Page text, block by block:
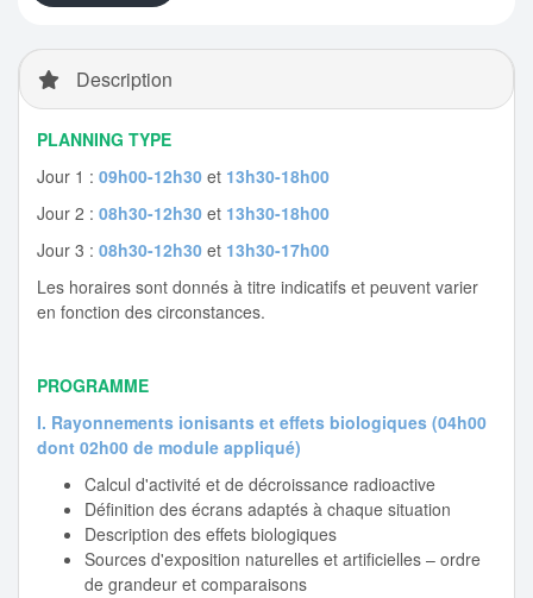
Description
PLANNING TYPE
Jour 1 : 09h00-12h30 et 13h30-18h00
Jour 2 : 08h30-12h30 et 13h30-18h00
Jour 3 : 08h30-12h30 et 13h30-17h00
Les horaires sont donnés à titre indicatifs et peuvent varier
en fonction des circonstances.
PROGRAMME
I. Rayonnements ionisants et effets biologiques (04h00
dont 02h00 de module appliqué)
Calcul d'activité et de décroissance radioactive
Définition des écrans adaptés à chaque situation
Description des effets biologiques
Sources d'exposition naturelles et artificielles – ordre
de grandeur et comparaisons